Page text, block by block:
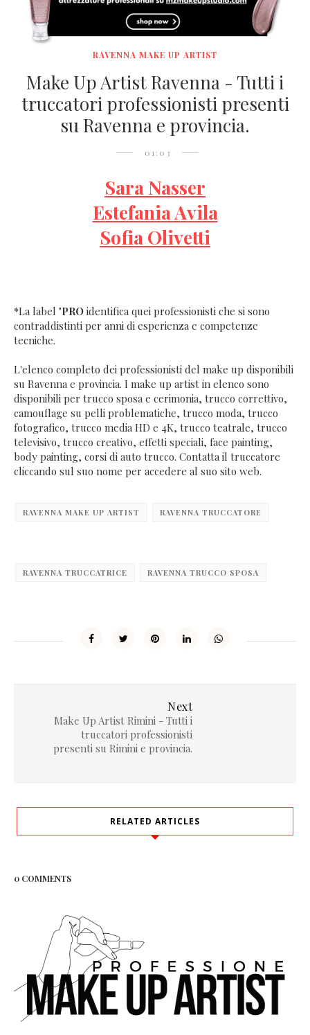
RAVENNA MAKE UP ARTIST
Make Up Artist Ravenna - Tutti i
truccatori professionisti presenti
su Ravenna e provincia.
01:03
Sara Nasser
Estefania Avila
Sofia Olivetti
*La label "PRO identifica quei professionisti che si sono
contraddistinti per anni di esperienza e competenze
tecniche.
L'elenco completo dei professionisti del make up disponibili
su Ravenna e provincia. I make up artist in elenco sono
disponibili per trucco sposa e cerimonia, trucco correttivo,
camouflage su pelli problematiche, trucco moda, trucco
fotografico, trucco media HD e 4K, trucco teatrale, trucco
televisivo, trucco creativo, effetti speciali, face painting,
body painting, corsi di auto trucco. Contatta il truccatore
cliccando sul suo nome per accedere al suo sito web.
RAVENNA MAKE UP ARTIST RAVENNA TRUCCATORE
RAVENNA TRUCCATRICE RAVENNA TRUCCO SPOSA
Next
Make Up Artist Rimini - Tutti i
truccatori professionisti
presenti su Rimini e provincia.
RELATED ARTICLES
0 COMMENTS